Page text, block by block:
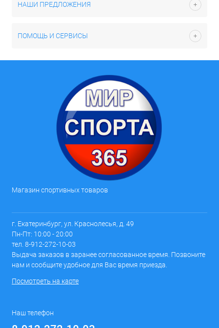
НАШИ ПРЕДЛОЖЕНИЯ
ПОМОЩЬ И СЕРВИСЫ
Магазин спортивных товаров
г. Екатеринбург, ул. Краснолесья, д. 49
Пн-Пт: 10:00 - 20:00
тел. 8-912-272-10-03
Выдача заказов в заранее согласованное время. Позвоните
нам и сообщите удобное для Вас время приезда.
Посмотреть на карте
Наш телефон